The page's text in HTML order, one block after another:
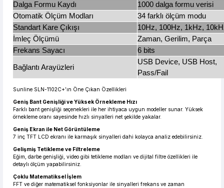
Dalga Formu Kaydı
1000 dalga formu verisi
Otomatik Ölçüm Modları
34 farklı ölçüm modu
Standart Kare Çıkışı
10Hz, 100Hz, 1kHz,
İmleç Ölçümü
Zaman, Gerilim, Parça
Frekans Sayacı
6 bits
Bağlantı Arayüzleri
USB Device, USB Host,
Pass/Fail
Sunline SLN-1102C+’ın Öne Çıkan Özellikleri
Geniş Bant Genişliği ve Yüksek Örnekleme Hızı
Farklı bant genişliği seçenekleri ile her ihtiyaca uygun modeller sunar. Yüksek
örnekleme oranı sayesinde hızlı sinyalleri net şekilde yakalar.
Geniş Ekran ile Net Görüntüleme
7 inç TFT LCD ekranı ile karmaşık sinyalleri dahi kolayca analiz edebilirsiniz.
Gelişmiş Tetikleme ve Filtreleme
Eğim, darbe genişliği, video gibi tetikleme modları ve dijital filtre özellikleri ile
detaylı ölçüm yapabilirsiniz.
Çoklu Matematiksel İşlem
FFT ve diğer matematiksel fonksiyonlar ile sinyalleri frekans ve zaman